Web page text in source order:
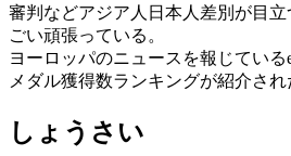
審判などアジア人日本人差別が目
ごい頑張っている。
ヨーロッパのニュースを報じている
メダル獲得数ランキングが紹介され
しょうさい